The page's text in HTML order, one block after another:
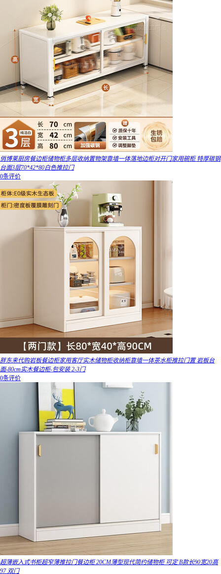
俏博莱厨房餐边柜储物柜多层收纳置物架靠墙一体落地边柜对开门家用碗柜 特厚碳钢
台面3层70*42*80白色推拉门
0条评价
胖东来代购岩板餐边柜家用客厅实木储物柜收纳柜靠墙一体茶水柜推拉门置 岩板台
面-80cm实木餐边柜-包安装 2-3门
0条评价
超薄嵌入式书柜超窄薄推拉门餐边柜 20CM薄型现代简约储物柜 可定 B款长90宽20高
97 双门